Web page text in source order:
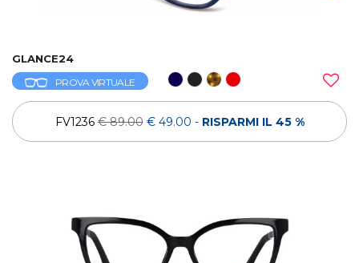
GLANCE24
PROVA VIRTUALE
FV1236€ 89.00 € 49.00 - RISPARMI IL 45 %